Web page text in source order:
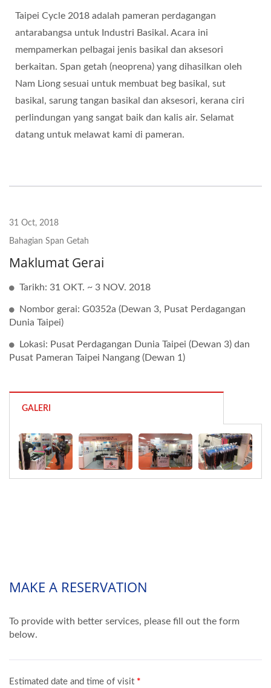
Taipei Cycle 2018 adalah pameran perdagangan
antarabangsa untuk Industri Basikal. Acara ini
mempamerkan pelbagai jenis basikal dan aksesori
berkaitan. Span getah (neoprena) yang dihasilkan oleh
Nam Liong sesuai untuk membuat beg basikal, sut
basikal, sarung tangan basikal dan aksesori, kerana ciri
perlindungan yang sangat baik dan kalis air. Selamat
datang untuk melawat kami di pameran.
31 Oct, 2018
Bahagian Span Getah
Maklumat Gerai
Tarikh: 31 OKT. ~ 3 NOV. 2018
Nombor gerai: G0352a (Dewan 3, Pusat Perdagangan
Dunia Taipei)
Lokasi: Pusat Perdagangan Dunia Taipei (Dewan 3) dan
Pusat Pameran Taipei Nangang (Dewan 1)
GALERI